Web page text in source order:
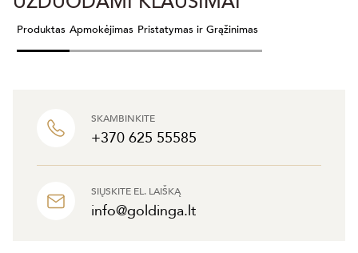
SKAMBINKITE
+370 625 55585
SIŲSKITE EL. LAIŠKĄ
info@goldinga.lt
Produktas Apmokėjimas Pristatymas ir Grąžinimas